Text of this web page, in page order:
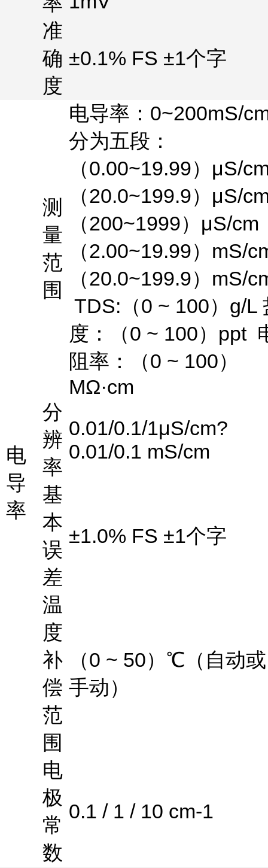
准
确
度
±0.1% FS ±1个字
电
导
率
测
量
范
围
电导率： 0~200mS/
分为五段：
（0.00~19.99） μS/
（20.0~199.9） μS/
（200~1999） μS/cm
（2.00~19.99） mS/
（20.0~199.9） mS/
TDS: （0 ~ 100） g/L
度：（0 ~ 100） ppt
阻率：（0 ~ 100）
MΩ·cm
分
辨
率
0.01/0.1/1μS/cm?
0.01/0.1 mS/cm
基
本
误
差
±1.0% FS ±1个字
温
度
补
偿
范
围
（0 ~ 50） ℃ （自动或
手动）
电
极
常
数
0.1 / 1 / 10 cm-1